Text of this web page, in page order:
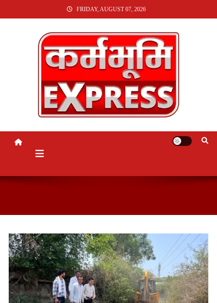
TO
FRIDAY, AUGUST 07, 2026
KARMABHUMI EXPRESS